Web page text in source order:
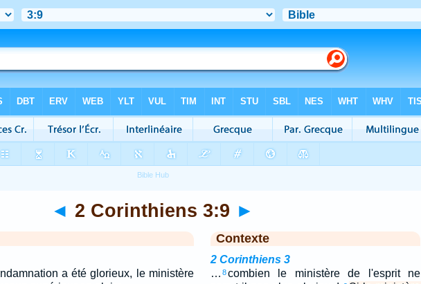
◄ 2 Corinthiens 3:9 ►
a été glorieux, le ministère
Contexte
2 Corinthiens 3
… 8combien le ministère de l'esprit ne